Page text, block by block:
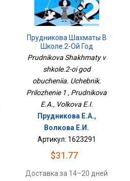
Прудникова Шахматы В
Школе.2-Ой Год
Обучения. Учебник.
Prudnikova Shakhmaty v
shkole.2-oi god
obucheniia. Uchebnik.
Prilozhenie 1 , Prudnikova
E.A., Volkova E.I.
Прудникова Е.А.,
Волкова Е.И.
Артикул: 1623291
$31.77
Доставка за 14–20 дней